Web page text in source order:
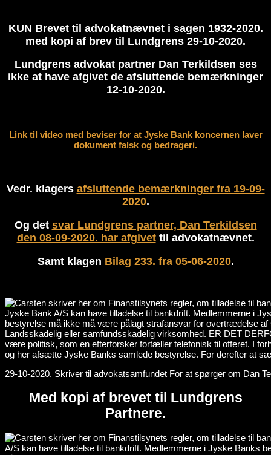
KUN Brevet til advokatnævnet i sagen 1932-2020.
med kopi af brev til Lundgrens 29-10-2020.
Lundgrens advokat partner Dan Terkildsen ses
ikke at have afgivet de afsluttende bemærkninger
12-10-2020.
Link til video med beviser for at Jyske Bank koncernen laver
dokument falsk og bedrageri.
Vedr. klagers afsluttende bemærkninger fra 19-09-
2020.
Og det svar Lundgrens partner, Dan Terkildsen
den 08-09-2020. har afgivettil advokatnævnet.
Samt klagen Bilag 233. fra 05-06-2020.
29-10-2020. Skriver til advokatsamfundet For at spørger om Dan
Med kopi af brevet til Lundgrens
Partnere.